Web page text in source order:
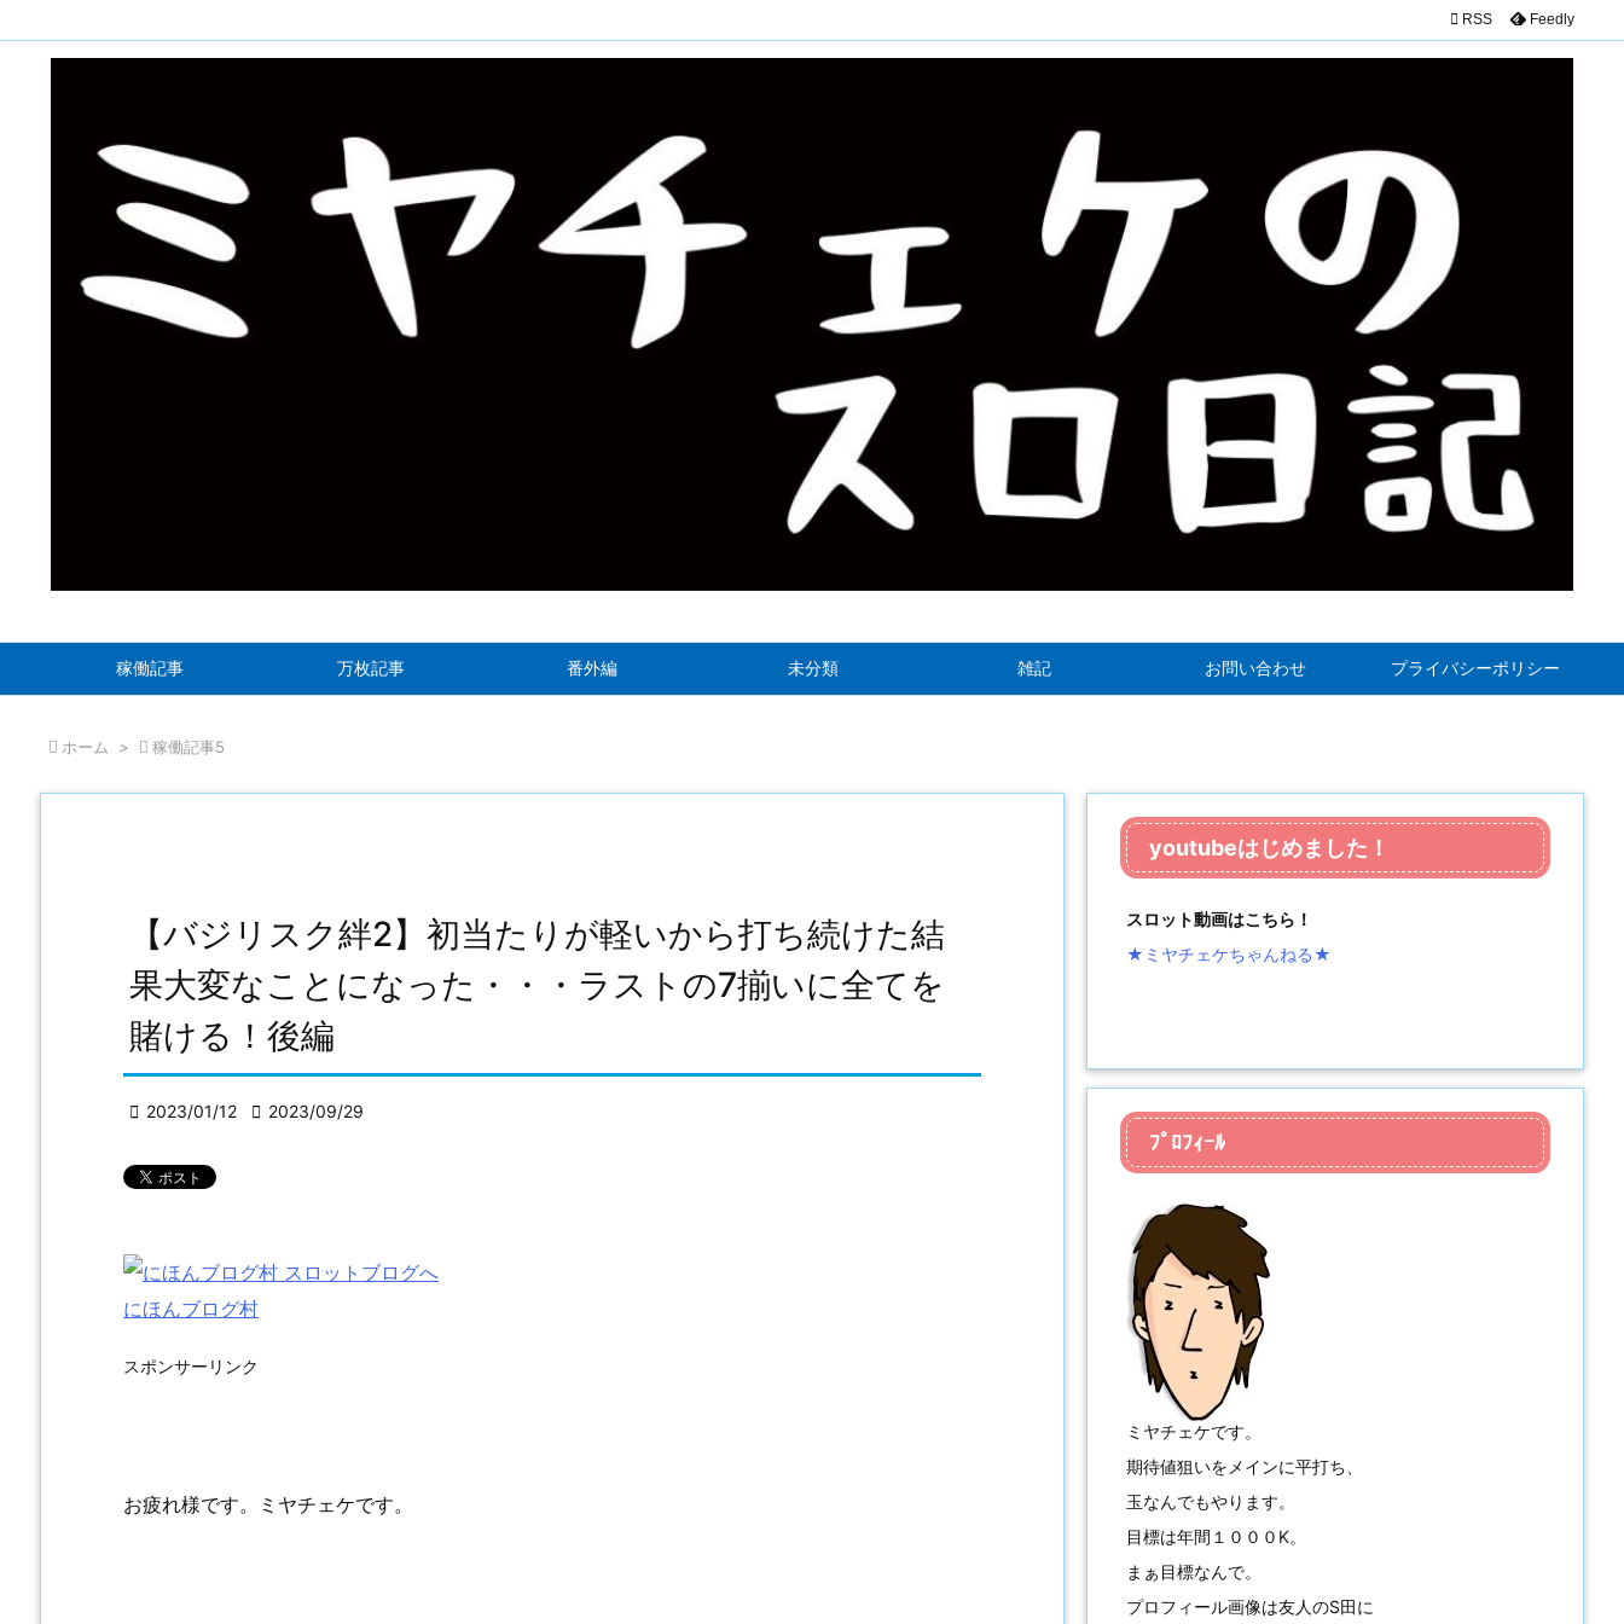
稼働記事 万枚記事 番外編 未分類 雑記 お問い合わせ プライバシーポリシー
 RSS Feedly
 ホーム >  稼働記事5
【バジリスク絆2】初当たりが軽いから打ち続けた結
果大変なことになった・・・ラストの7揃いに全てを
賭ける！後編
 2023/01/12  2023/09/29
にほんブログ村
スポンサーリンク
お疲れ様です。ミヤチェケです。
youtubeはじめました！
スロット動画はこちら！
★ミヤチェケちゃんねる★
ﾌﾟﾛﾌｨｰﾙ
ミヤチェケです。
期待値狙いをメインに平打ち、
玉なんでもやります。
目標は年間１０００K。
まぁ目標なんで。
プロフィール画像は友人のS田に